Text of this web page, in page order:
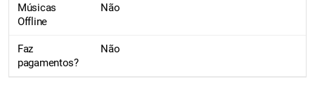
Músicas
Offline
Não
Faz
pagamentos?
Não